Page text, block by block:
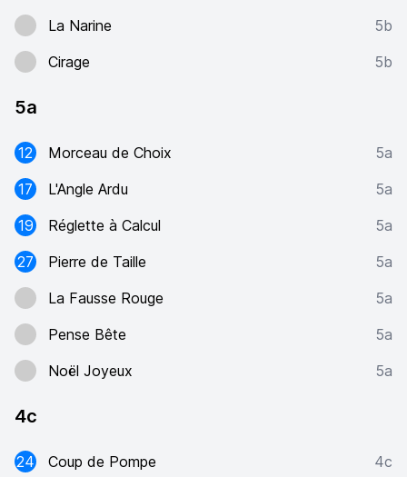
La Narine
5b
Cirage
5b
5a
12 Morceau de Choix
5a
17
L'Angle Ardu
5a
19
Réglette à Calcul
5a
27
Pierre de Taille
5a
La Fausse Rouge
5a
Pense Bête
5a
Noël Joyeux
5a
4c
24 Coup de Pompe
4c